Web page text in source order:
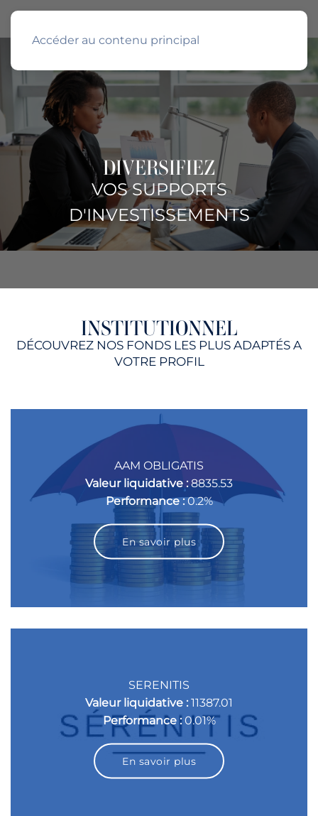
Accéder au contenu principal
DIVERSIFIEZ
VOS SUPPORTS
D'INVESTISSEMENTS
INSTITUTIONNEL
DÉCOUVREZ NOS FONDS LES PLUS ADAPTÉS A
VOTRE PROFIL
AAM OBLIGATIS
Valeur liquidative : 8835.53
Performance : 0.2%
En savoir plus
SERENITIS
Valeur liquidative : 11387.01
Performance : 0.01%
En savoir plus